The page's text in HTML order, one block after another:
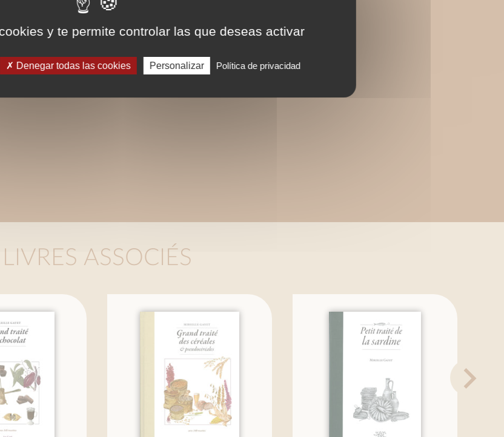
LIVRES ASSOCIÉS
y te permite controlar las que deseas activar
Denegar todas las cookies Personalizar Política de privacidad